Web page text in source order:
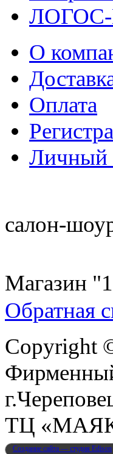
О
Оплата
Личный
салон-
Магазин
Обратная
Copyright
ТЦ
Создание сайта — студия Edison